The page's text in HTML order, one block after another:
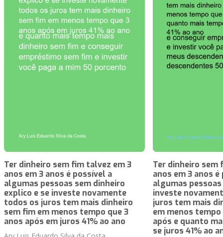
Ter dinheiro sem fim talvez em 3
anos em 3 anos é possível a
algumas pessoas sem dinheiro
explico e se investe novamente
todos os juros tem mais dinheiro
sem fim em menos tempo que 3
anos após em juros 41% ao ano
Ter dinheiro sem
anos em 3 anos
algumas
investe
juros tem mais
em menos tempo
após e quanto
se juros 41% ao